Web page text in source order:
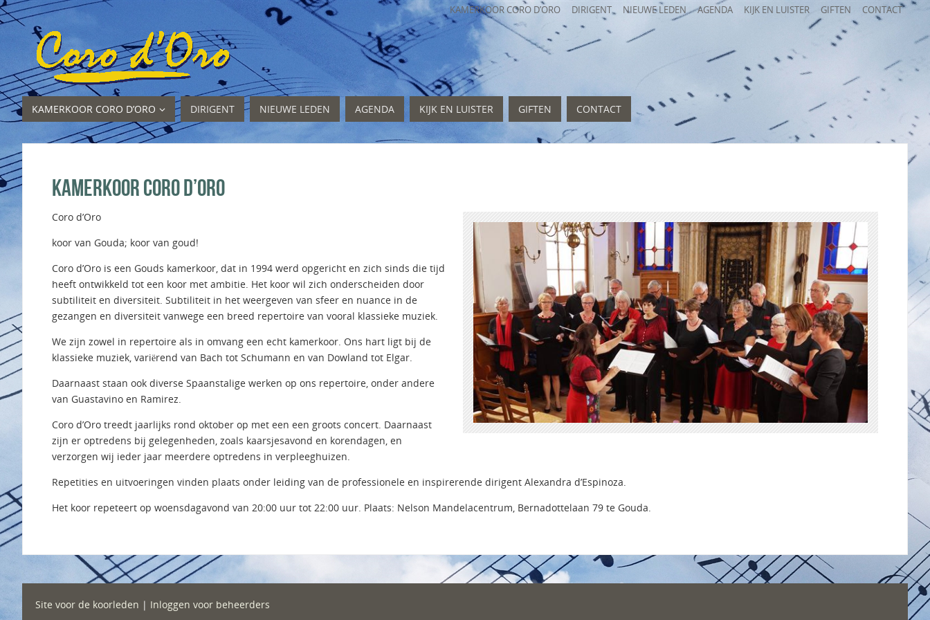
KAMERKOOR CORO D’ORO DIRIGENT NIEUWE LEDEN AGENDA KIJK EN LUISTER GIFTEN CONTACT
KAMERKOOR CORO D’ORO DIRIGENT NIEUWE LEDEN AGENDA KIJK EN LUISTER GIFTEN CONTACT
Kamerkoor Coro d’Oro
Coro d’Oro
koor van Gouda; koor van goud!
Coro d’Oro is een Gouds kamerkoor, dat in 1994 werd opgericht en zich sinds die tijd
heeft ontwikkeld tot een koor met ambitie. Het koor wil zich onderscheiden door
subtiliteit en diversiteit. Subtiliteit in het weergeven van sfeer en nuance in de
gezangen en diversiteit vanwege een breed repertoire van vooral klassieke muziek.
We zijn zowel in repertoire als in omvang een echt kamerkoor. Ons hart ligt bij de
klassieke muziek, variërend van Bach tot Schumann en van Dowland tot Elgar.
Daarnaast staan ook diverse Spaanstalige werken op ons repertoire, onder andere
van Guastavino en Ramirez.
Coro d’Oro treedt jaarlijks rond oktober op met een een groots concert. Daarnaast
zijn er optredens bij gelegenheden, zoals kaarsjesavond en korendagen, en
verzorgen wij ieder jaar meerdere optredens in verpleeghuizen.
Repetities en uitvoeringen vinden plaats onder leiding van de professionele en inspirerende dirigent Alexandra d’Espinoza.
Het koor repeteert op woensdagavond van 20:00 uur tot 22:00 uur. Plaats: Nelson Mandelacentrum, Bernadottelaan 79 te Gouda.
Site voor de koorleden | Inloggen voor beheerders